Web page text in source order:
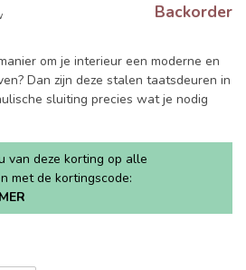
Backorder
om je interieur een moderne en
Dan zijn deze stalen taatsdeuren in
sluiting precies wat je nodig
van deze korting op alle
met de kortingscode: